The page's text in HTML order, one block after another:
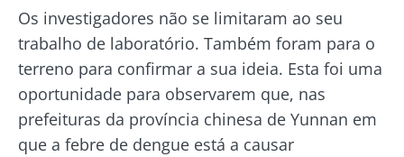
Os investigadores não se limitaram ao seu
trabalho de laboratório. Também foram para o
terreno para confirmar a sua ideia. Esta foi uma
oportunidade para observarem que, nas
prefeituras da província chinesa de Yunnan em
que a febre de dengue está a causar
Fique connosco!